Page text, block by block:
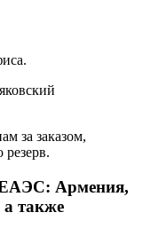
за заказом,
резерв.
ЕАЭС: Армения,
а также